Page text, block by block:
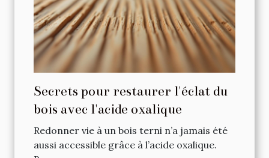
Secrets pour restaurer l'éclat du
bois avec l'acide oxalique
Redonner vie à un bois terni n’a jamais été
aussi accessible grâce à l’acide oxalique.